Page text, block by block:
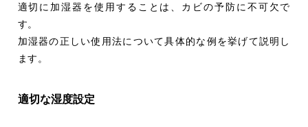
適切に加湿器を使用することは、カビの予防に不可欠で
す。
加湿器の正しい使用法について具体的な例を挙げて説明し
ます。
適切な湿度設定